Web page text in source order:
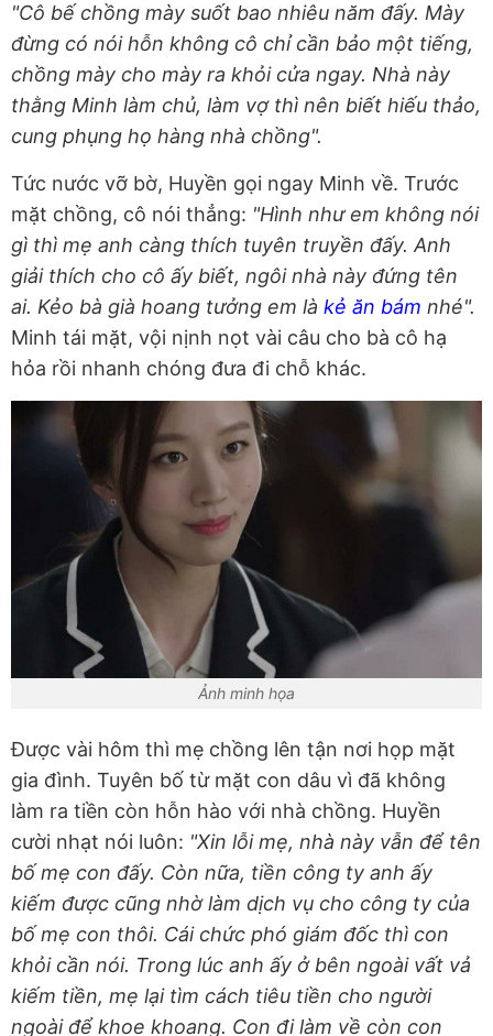
"Cô bế chồng mày suốt bao nhiêu năm đấy. Mày
đừng có nói hỗn không cô chỉ cần bảo một tiếng,
chồng mày cho mày ra khỏi cửa ngay. Nhà này
thằng Minh làm chủ, làm vợ thì nên biết hiếu thảo,
cung phụng họ hàng nhà chồng".
Tức nước vỡ bờ, Huyền gọi ngay Minh về. Trước
mặt chồng, cô nói thẳng: "Hình như em không nói
gì thì mẹ anh càng thích tuyên truyền đấy. Anh
giải thích cho cô ấy biết, ngôi nhà này đứng tên
ai. Kẻo bà già hoang tưởng em là kẻ ăn bám nhé".
Minh tái mặt, vội nịnh nọt vài câu cho bà cô hạ
hỏa rồi nhanh chóng đưa đi chỗ khác.
Ảnh minh họa
Được vài hôm thì mẹ chồng lên tận nơi họp mặt
gia đình. Tuyên bố từ mặt con dâu vì đã không
làm ra tiền còn hỗn hào với nhà chồng. Huyền
cười nhạt nói luôn: "Xin lỗi mẹ, nhà này vẫn để tên
bố mẹ con đấy. Còn nữa, tiền công ty anh ấy
kiếm được cũng nhờ làm dịch vụ cho công ty của
bố mẹ con thôi. Cái chức phó giám đốc thì con
khỏi cần nói. Trong lúc anh ấy ở bên ngoài vất vả
kiếm tiền, mẹ lại tìm cách tiêu tiền cho người
ngoài để khoe khoang. Con đi làm về còn con